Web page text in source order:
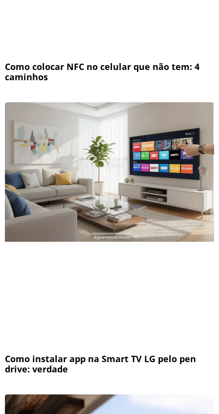
Como colocar NFC no celular que não tem: 4
caminhos
Como instalar app na Smart TV LG pelo pen
drive: verdade